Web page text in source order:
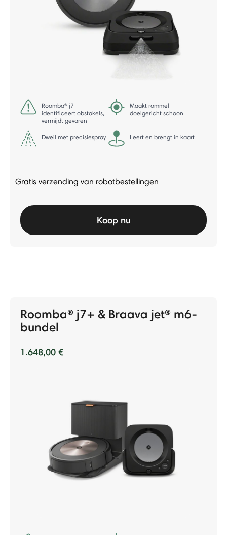
Roomba® j7
identificeert obstakels,
vermijdt gevaren
Maakt rommel
doelgericht schoon
Dweil met precisiespray Leert en brengt in kaart
Gratis verzending van robotbestellingen
Koop nu
Roomba® j7+ & Braava jet® m6-
bundel
1.648,00 €